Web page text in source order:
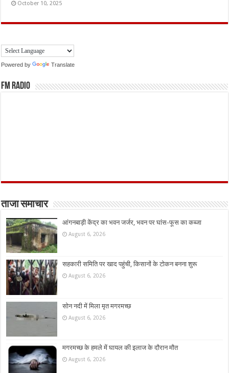
October 10, 2025
Powered by Translate
FM Radio
ताजा समाचार
आंगनबाड़ी केंद्र का भवन जर्जर, भवन पर घांस-फूस का कब्जा
August 6, 2026
सहकारी समिति पर खाद पहुंची, किसानों के टोकन बनना शुरू
August 6, 2026
सोन नदी में मिला मृत मगरमच्छ
August 6, 2026
मगरमच्छ के हमले में घायल की इलाज के दौरान मौत
August 6, 2026